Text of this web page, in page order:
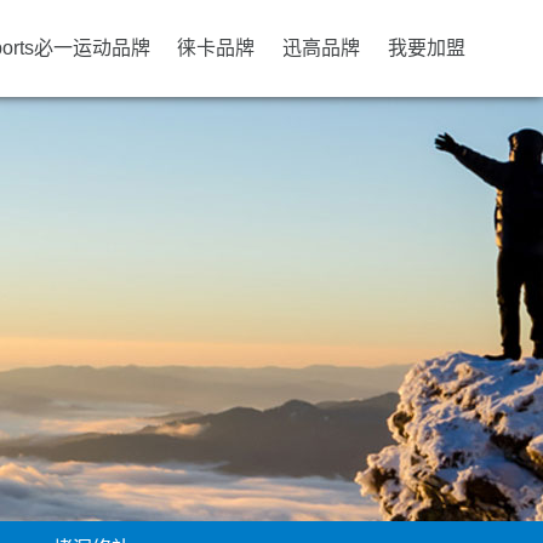
必一运动品牌 徕卡品牌 迅高品牌 我要加盟